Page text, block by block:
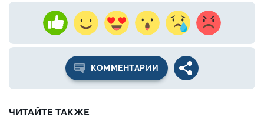
КОММЕНТАРИИ
ЧИТАЙТЕ ТАКЖЕ